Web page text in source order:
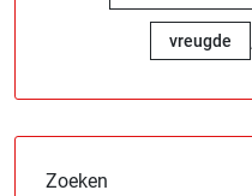
vreugde
Zoeken